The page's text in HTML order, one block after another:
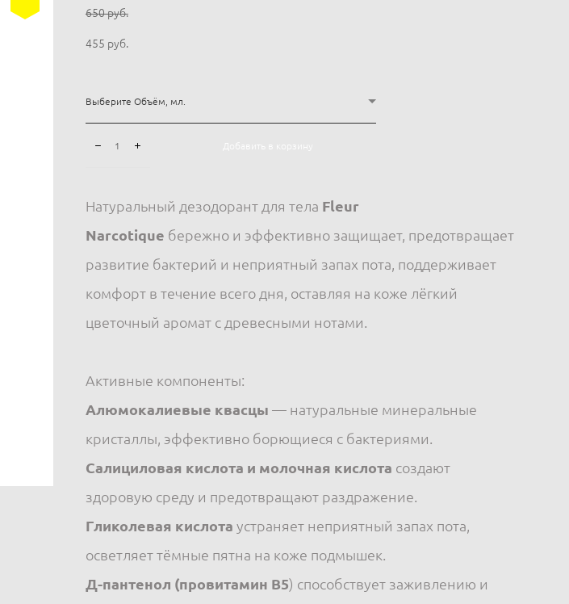
650 pуб.
455 pуб.
Выберите Объём, мл.
Добавить в корзину
Натуральный дезодорант для тела Fleur
Narcotique бережно и эффективно защищает, предотвращает
развитие бактерий и неприятный запах пота, поддерживает
комфорт в течение всего дня, оставляя на коже лёгкий
цветочный аромат с древесными нотами.
Активные компоненты:
Алюмокалиевые квасцы — натуральные минеральные
кристаллы, эффективно борющиеся с бактериями.
Салициловая кислота и молочная кислота создают
здоровую среду и предотвращают раздражение.
Гликолевая кислота устраняет неприятный запах пота,
осветляет тёмные пятна на коже подмышек.
Д-пантенол (провитамин В5) способствует заживлению и